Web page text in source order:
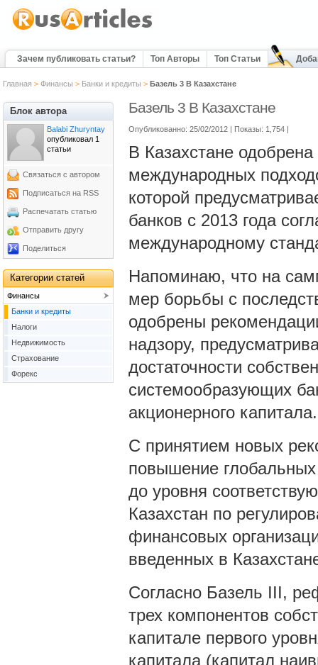
Зачем публиковать статьи? Топ Авторы Топ Статьи
Главная > Финансы > Банки и кредиты > Базель 3 В Казахстане
Базель 3 В Казахстане
Опубликованно: 25/02/2012 | Показы: 1,754 |
В Казахстане
международных
которой
банков с 2013 года
международному
Напоминаю, что на
мер борьбы с
одобрены
надзору,
достаточности
системообразующих
акционерного капитала.
С принятием новых
повышение глобальных
до уровня
Казахстан по
финансовых
введенных в
Согласно Базель III,
трех компонентов
капитале первого
капитала (капитал
Блок автора
Balabi Zhuryntay
опубликовал 1
статьи
Связаться с автором
Подписаться на RSS
Распечатать статью
Отправить другу
Поделиться
Категории статей
Финансы
Банки и кредиты
Налоги
Недвижимость
Страхование
Форекс